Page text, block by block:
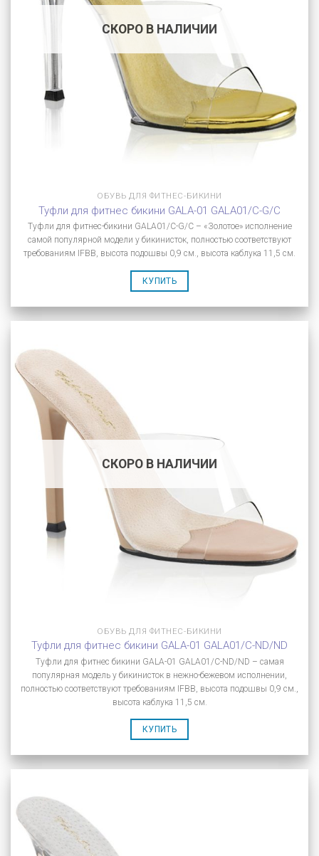
СКОРО В НАЛИЧИИ
ОБУВЬ ДЛЯ ФИТНЕС-БИКИНИ
Туфли для фитнес бикини GALA-01 GALA01/C-G/C
Туфли для фитнес-бикини GALA01/C-G/C – «Золотое» исполнение
самой популярной модели у бикинисток, полностью соответствуют
требованиям IFBB, высота подошвы 0,9 см., высота каблука 11,5 см.
КУПИТЬ
СКОРО В НАЛИЧИИ
ОБУВЬ ДЛЯ ФИТНЕС-БИКИНИ
Туфли для фитнес бикини GALA-01 GALA01/C-ND/ND
Туфли для фитнес бикини GALA-01 GALA01/C-ND/ND – самая
популярная модель у бикинисток в нежно-бежевом исполнении,
полностью соответствуют требованиям IFBB, высота подошвы 0,9 см.,
высота каблука 11,5 см.
КУПИТЬ